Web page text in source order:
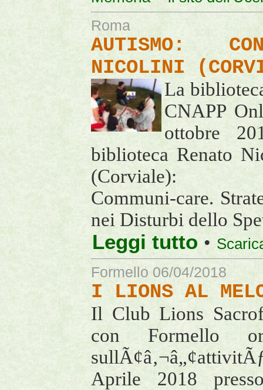
Roma
AUTISMO:
NICOLINI
La
CNAPP
ottobre
biblioteca Renato
(Corviale):
Communi-care.
nei Disturbi dello
Leggi tutto •
Formello 06/04/2018
I LIONS AL
Il Club Lions
con Formello
Aprile 2018